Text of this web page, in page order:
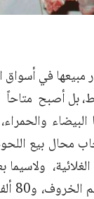
مبيعها في أسواق
بل أصبح متاحاً
والحمراء،
محال بيع